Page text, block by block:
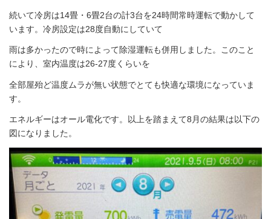
続いて冷房は14畳・6畳2台の計3台を24時間常時運転で動かして
います。冷房設定は28度自動にしていて
雨は多かったので時によって除湿運転も併用しました。このこと
により、室内温度は26-27度くらいを
全部屋殆ど温度ムラが無い状態でとても快適な環境になっていま
す。
エネルギーはオール電化です。以上を踏まえて8月の結果は以下の
図になりました。